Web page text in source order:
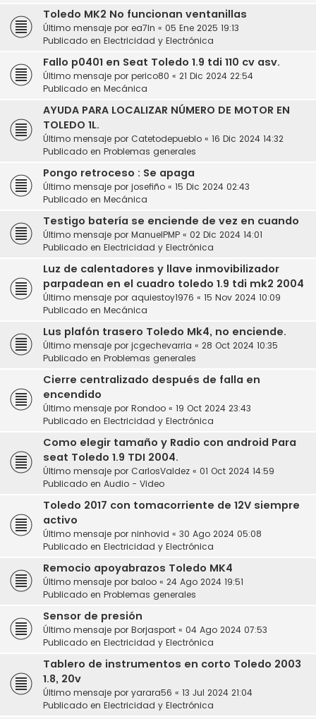
Toledo MK2 No funcionan ventanillas
Último mensaje por ea7ln « 05 Ene 2025 19:13
Publicado en Electricidad y Electrónica
Fallo p0401 en Seat Toledo 1.9 tdi 110 cv asv.
Último mensaje por perico80 « 21 Dic 2024 22:54
Publicado en Mecánica
AYUDA PARA LOCALIZAR NÚMERO DE MOTOR EN
TOLEDO 1L.
Último mensaje por Catetodepueblo « 16 Dic 2024 14:32
Publicado en Problemas generales
Pongo retroceso : Se apaga
Último mensaje por josefiño « 15 Dic 2024 02:43
Publicado en Mecánica
Testigo batería se enciende de vez en cuando
Último mensaje por ManuelPMP « 02 Dic 2024 14:01
Publicado en Electricidad y Electrónica
Luz de calentadores y llave inmovibilizador
parpadean en el cuadro toledo 1.9 tdi mk2 2004
Último mensaje por aquiestoy1976 « 15 Nov 2024 10:09
Publicado en Mecánica
Lus plafón trasero Toledo Mk4, no enciende.
Último mensaje por jcgechevarria « 28 Oct 2024 10:35
Publicado en Problemas generales
Cierre centralizado después de falla en
encendido
Último mensaje por Rondoo « 19 Oct 2024 23:43
Publicado en Electricidad y Electrónica
Como elegir tamaño y Radio con android Para
seat Toledo 1.9 TDI 2004.
Último mensaje por CarlosValdez « 01 Oct 2024 14:59
Publicado en Audio - Video
Toledo 2017 con tomacorriente de 12V siempre
activo
Último mensaje por ninhovid « 30 Ago 2024 05:08
Publicado en Electricidad y Electrónica
Remocio apoyabrazos Toledo MK4
Último mensaje por baloo « 24 Ago 2024 19:51
Publicado en Problemas generales
Sensor de presión
Último mensaje por Borjasport « 04 Ago 2024 07:53
Publicado en Electricidad y Electrónica
Tablero de instrumentos en corto Toledo 2003
1.8, 20v
Último mensaje por yarara56 « 13 Jul 2024 21:04
Publicado en Electricidad y Electrónica